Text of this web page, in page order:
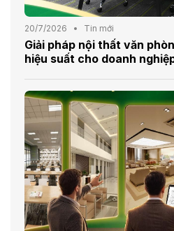
20/7/2026 Tin mới
Giải pháp nội thất văn
hiệu suất cho doanh